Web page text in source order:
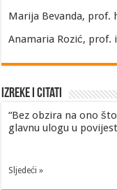
Marija Bevanda, prof.
Anamaria Rozić,
Izreke i Citati
“Bez obzira na ono
glavnu ulogu u
Sljedeći »